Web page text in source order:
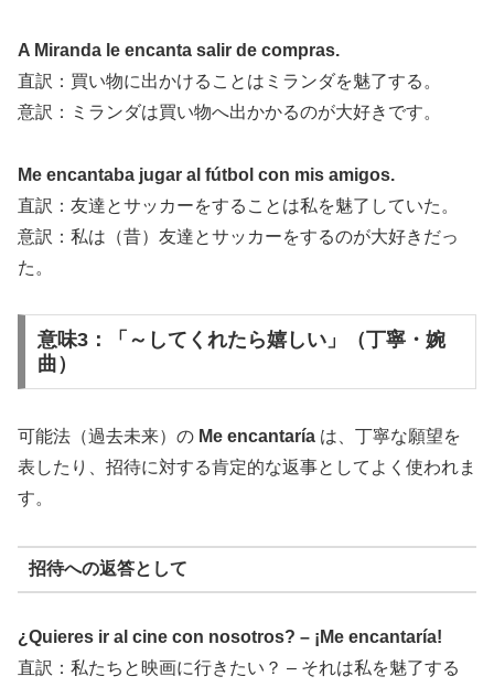
A Miranda le encanta salir de compras.
直訳：買い物に出かけることはミランダを魅了する。
意訳：ミランダは買い物へ出かかるのが大好きです。
Me encantaba jugar al fútbol con mis amigos.
直訳：友達とサッカーをすることは私を魅了していた。
意訳：私は（昔）友達とサッカーをするのが大好きだっ
た。
意味3：「～してくれたら嬉しい」（丁寧・婉
曲）
可能法（過去未来）の Me encantaría は、丁寧な願望を
表したり、招待に対する肯定的な返事としてよく使われま
す。
招待への返答として
¿Quieres ir al cine con nosotros? – ¡Me encantaría!
直訳：私たちと映画に行きたい？ – それは私を魅了する